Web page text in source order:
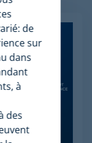
de
sur
dans
à
des